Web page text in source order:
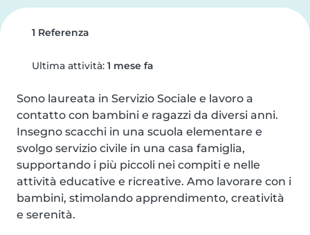
1 Referenza
Ultima attività: 1 mese fa
Sono laureata in Servizio Sociale e lavoro a
contatto con bambini e ragazzi da diversi anni.
Insegno scacchi in una scuola elementare e
svolgo servizio civile in una casa famiglia,
supportando i più piccoli nei compiti e nelle
attività educative e ricreative. Amo lavorare con i
bambini, stimolando apprendimento, creatività
e serenità.